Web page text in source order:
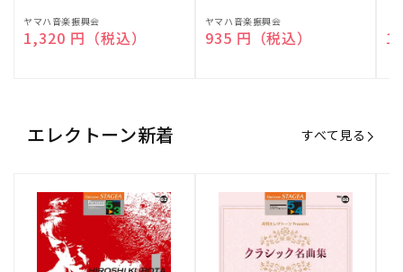
販
売
ヤマハ音楽振興会
通常価格
1,320 円（税込）
販
売
ヤマハ音楽振興会
通常価格
935 円（税込）
売
エレクトーン新着 すべて見る